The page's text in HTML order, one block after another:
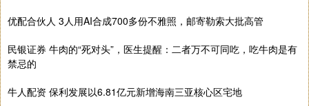
优配合伙人 3人用AI合成700多份不雅照，邮寄勒索大批高管
民银证券 牛肉的“死对头”，医生提醒：二者万不可同吃，吃牛肉是有
禁忌的
牛人配资 保利发展以6.81亿元新增海南三亚核心区宅地